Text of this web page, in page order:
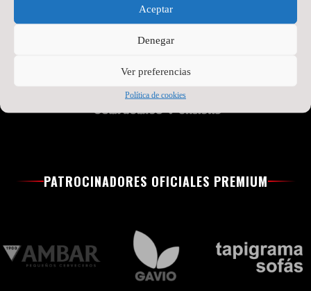
Aceptar
Denegar
Ver preferencias
Política de cookies
PATROCINADORES OFICIALES PREMIUM